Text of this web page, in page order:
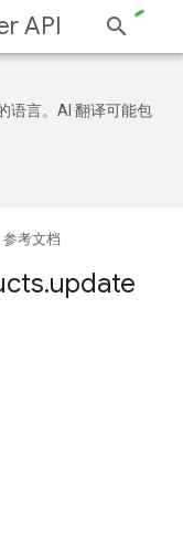
API
语言。AI 翻译可能包
参考文档
.update